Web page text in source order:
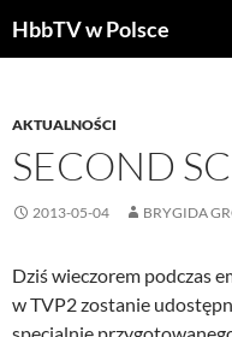
HbbTV w Polsce
AKTUALNOŚCI
SECOND
2013-05-04 BRYGIDA
Dziś wieczorem podczas
w TVP2 zostanie